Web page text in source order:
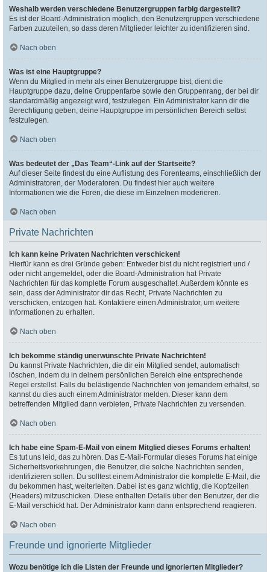
Weshalb werden verschiedene Benutzergruppen farbig dargestellt?
Es ist der Board-Administration möglich, den Benutzergruppen verschiedene
Farben zuzuteilen, so dass deren Mitglieder leichter zu identifizieren sind.
Nach oben
Was ist eine Hauptgruppe?
Wenn du Mitglied in mehr als einer Benutzergruppe bist, dient die
Hauptgruppe dazu, deine Gruppenfarbe sowie den Gruppenrang, der bei dir
standardmäßig angezeigt wird, festzulegen. Ein Administrator kann dir die
Berechtigung geben, deine Hauptgruppe im persönlichen Bereich selbst
festzulegen.
Nach oben
Was bedeutet der „Das Team“-Link auf der Startseite?
Auf dieser Seite findest du eine Auflistung des Forenteams, einschließlich der
Administratoren, der Moderatoren. Du findest hier auch weitere
Informationen wie die Foren, die diese im Einzelnen moderieren.
Nach oben
Private Nachrichten
Ich kann keine Privaten Nachrichten verschicken!
Hierfür kann es drei Gründe geben: Entweder bist du nicht registriert und /
oder nicht angemeldet, oder die Board-Administration hat Private
Nachrichten für das komplette Forum ausgeschaltet. Außerdem könnte es
sein, dass der Administrator dir das Recht, Private Nachrichten zu
verschicken, entzogen hat. Kontaktiere einen Administrator, um weitere
Informationen zu erhalten.
Nach oben
Ich bekomme ständig unerwünschte Private Nachrichten!
Du kannst Private Nachrichten, die dir ein Mitglied sendet, automatisch
löschen, indem du in deinem persönlichen Bereich eine entsprechende
Regel erstellst. Falls du belästigende Nachrichten von jemandem erhältst, so
kannst du dies auch einem Administrator melden. Dieser kann dem
betreffenden Mitglied dann verbieten, Private Nachrichten zu versenden.
Nach oben
Ich habe eine Spam-E-Mail von einem Mitglied dieses Forums erhalten!
Es tut uns leid, das zu hören. Das E-Mail-Formular dieses Forums hat einige
Sicherheitsvorkehrungen, die Benutzer, die solche Nachrichten senden,
identifizieren sollen. Du solltest einem Administrator die komplette E-Mail, die
du bekommen hast, weiterleiten. Dabei ist es ganz wichtig, die Kopfzeilen
(Headers) mitzuschicken. Diese enthalten Details über den Benutzer, der die
E-Mail verschickt hat. Der Administrator kann dann entsprechend reagieren.
Nach oben
Freunde und ignorierte Mitglieder
Wozu benötige ich die Listen der Freunde und ignorierten Mitglieder?